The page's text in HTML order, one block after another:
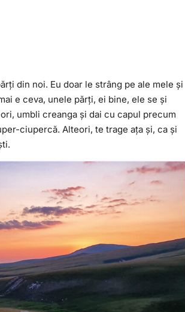
din noi. Eu doar le strâng pe ale mele și
e ceva, unele părți, ei bine, ele se și
umbli creanga și dai cu capul precum
ciupercă. Alteori, te trage ața și, ca și